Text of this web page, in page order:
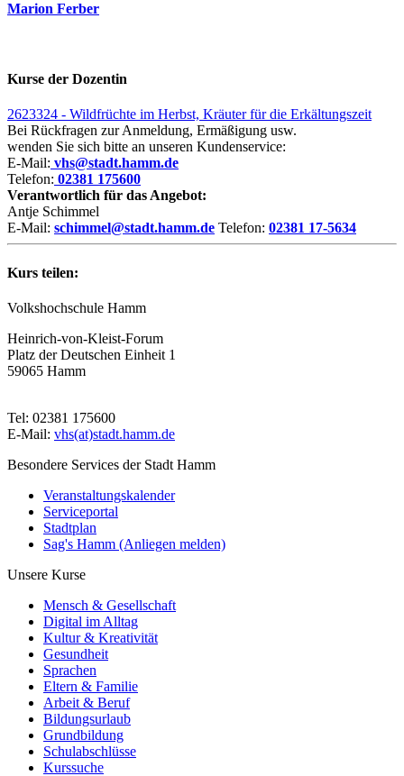
Marion Ferber
Kurse der Dozentin
2623324 - Wildfrüchte im Herbst, Kräuter für die Erkältungszeit
Bei Rückfragen zur Anmeldung, Ermäßigung usw.
wenden Sie sich bitte an unseren Kundenservice:
E-Mail: vhs@stadt.hamm.de
Telefon: 02381 175600
Verantwortlich für das Angebot:
Antje Schimmel
E-Mail: schimmel@stadt.hamm.de Telefon: 02381 17-5634
Kurs teilen:
Volkshochschule Hamm
Heinrich-von-Kleist-Forum
Platz der Deutschen Einheit 1
59065 Hamm
Tel: 02381 175600
E-Mail: vhs(at)stadt.hamm.de
Besondere Services der Stadt Hamm
Veranstaltungskalender
Serviceportal
Stadtplan
Sag's Hamm (Anliegen melden)
Unsere Kurse
Mensch & Gesellschaft
Digital im Alltag
Kultur & Kreativität
Gesundheit
Sprachen
Eltern & Familie
Arbeit & Beruf
Bildungsurlaub
Grundbildung
Schulabschlüsse
Kurssuche